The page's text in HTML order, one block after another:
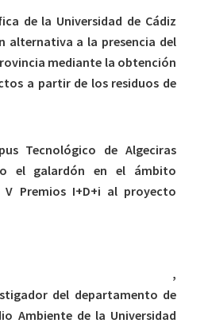
de la Universidad de Cádiz
alternativa a la presencia del
mediante la obtención
a partir de los residuos de
Tecnológico de Algeciras
el galardón en el ámbito
Premios I+D+i al proyecto
,
del departamento de
Ambiente de la Universidad